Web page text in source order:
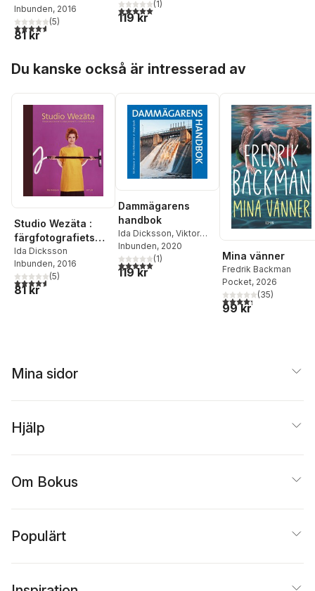
svensk reklam
Inbunden, 2016
4,6utav 5 stjärnor. Totalt antal röster:
(5)
81 kr
Spade
5,0utav 5 stjärnor. Totalt antal röster:
(1)
119 kr
Du kanske också är intresserad av
Studio Wezäta :
färgfotografiets
genombrott i
svensk reklam
Ida Dicksson
Inbunden, 2016
4,6utav 5 stjärnor. Totalt antal röster:
(5)
81 kr
Dammägarens
handbok
Ida Dicksson, Viktor
Falkenström,Bengt
Spade
Inbunden, 2020
5,0utav 5 stjärnor. Totalt antal röster:
(1)
119 kr
Mina vänner
Fredrik Backman
Pocket, 2026
4,3utav 5 stjärnor.
(35)
99 kr
Mina sidor
Hjälp
Om Bokus
Populärt